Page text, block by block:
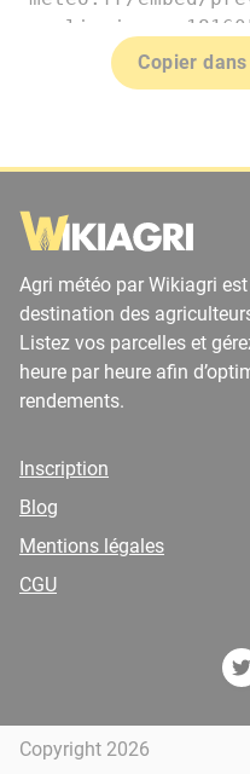
Copier
Agri météo par Wikiagri
destination des
Listez vos parcelles et
heure par heure afin
rendements.
Inscription
Blog
Mentions légales
CGU
Copyright 2026